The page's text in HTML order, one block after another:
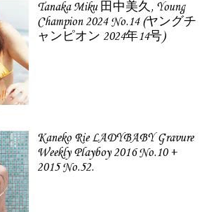
Tanaka Miku 田中美久, Young
Champion 2024 No.14 (ヤングチ
ャンピオン 2024年14号)
Kaneko Rie LADYBABY Gravure
Weekly Playboy 2016 No.10 +
2015 No.52.